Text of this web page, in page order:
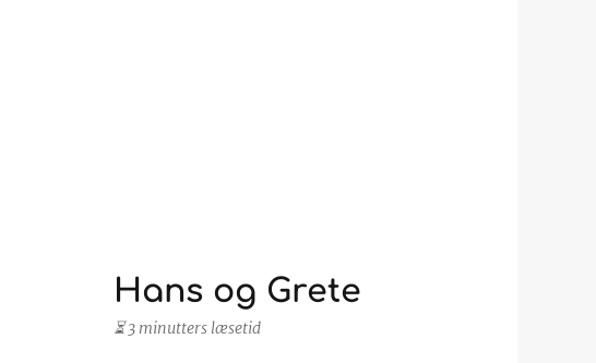
Hans og Grete
⏳ 3 minutters læsetid